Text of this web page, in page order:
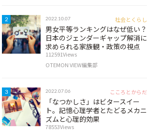
2 2022.10.07 社会とくらし
男女平等ランキングはなぜ低い？
日本のジェンダーギャップ解消に
求められる家族観・政策の視点
112591Views
OTEMON VIEW編集部
3 2022.07.06 こころとからだ
「なつかしさ」はビタースイー
ト。記憶心理学者とたどるメカニ
ズムと心理的効果
78553Views